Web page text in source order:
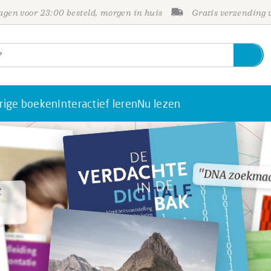
voor 23:00 besteld, morgen in huis Gratis verzending
boekenInteractief lerenNu lezen
"DNA
"DNA